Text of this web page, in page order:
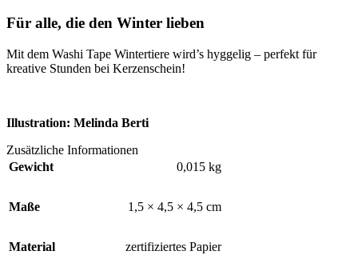
Für alle, die den Winter lieben
Mit dem Washi Tape Wintertiere wird’s hyggelig – perfekt für
kreative Stunden bei Kerzenschein!
Illustration: Melinda Berti
Zusätzliche Informationen
Gewicht
0,015 kg
Maße 1,5 × 4,5 × 4,5 cm
Material zertifiziertes Papier